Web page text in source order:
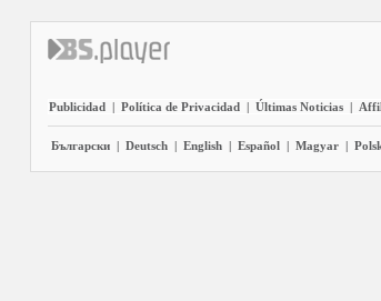
Publicidad | Política de Privacidad | Últimas Noticias |
Български | Deutsch | English | Español | Magyar |